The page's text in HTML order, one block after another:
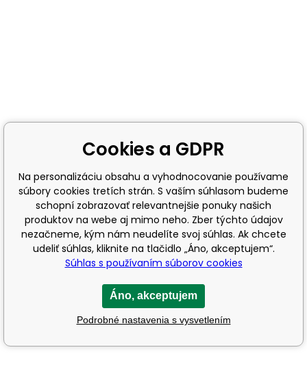
Cookies a GDPR
Na personalizáciu obsahu a vyhodnocovanie používame
súbory cookies tretích strán. S vaším súhlasom budeme
schopní zobrazovať relevantnejšie ponuky našich
produktov na webe aj mimo neho. Zber týchto údajov
nezačneme, kým nám neudelíte svoj súhlas. Ak chcete
udeliť súhlas, kliknite na tlačidlo „Áno, akceptujem“.
Súhlas s používaním súborov cookies
Áno, akceptujem
Podrobné nastavenia s vysvetlením